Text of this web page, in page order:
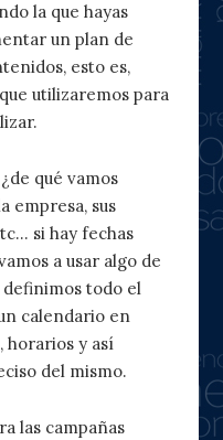
la que hayas
un plan de
esto es,
utilizaremos para
qué vamos
empresa, sus
si hay fechas
a usar algo de
todo el
calendario en
horarios y así
del mismo.
las campañas